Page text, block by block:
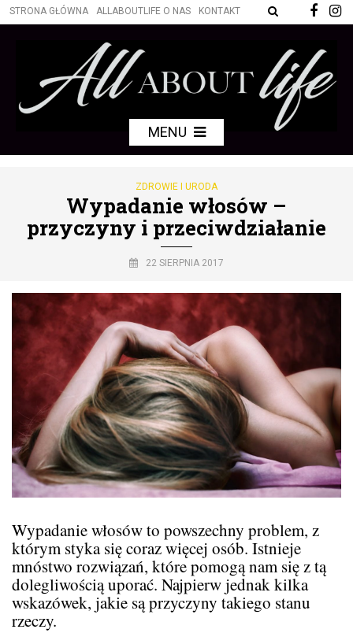
STRONA GŁÓWNA ALLABOUTLIFE O NAS KONTAKT
MENU
ZDROWIE I URODA
Wypadanie włosów –
przyczyny i przeciwdziałanie
22 SIERPNIA 2017
Wypadanie włosów to powszechny problem, z
którym styka się coraz więcej osób. Istnieje
mnóstwo rozwiązań, które pomogą nam się z tą
dolegliwością uporać. Najpierw jednak kilka
wskazówek, jakie są przyczyny takiego stanu
rzeczy.